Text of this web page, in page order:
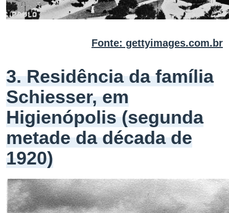
Fonte: gettyimages.com.br
3. Residência da família
Schiesser, em
Higienópolis (segunda
metade da década de
1920)